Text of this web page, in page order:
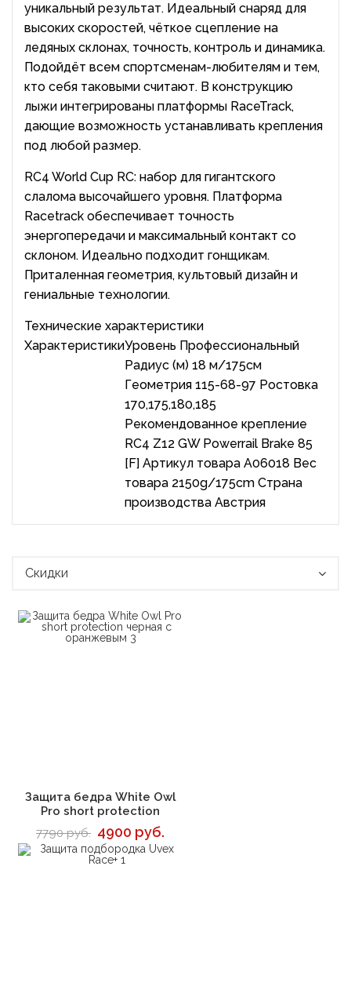
уникальный результат. Идеальный снаряд для
высоких скоростей, чёткое сцепление на
ледяных склонах, точность, контроль и динамика.
Подойдёт всем спортсменам-любителям и тем,
кто себя таковыми считают. В конструкцию
лыжи интегрированы платформы RaceTrack,
дающие возможность устанавливать крепления
под любой размер.
RC4 World Cup RC: набор для гигантского
слалома высочайшего уровня. Платформа
Racetrack обеспечивает точность
энергопередачи и максимальный контакт со
склоном. Идеально подходит гонщикам.
Приталенная геометрия, культовый дизайн и
гениальные технологии.
Технические характеристики
ХарактеристикиУровень Профессиональный
Радиус (м) 18 м/175см
Геометрия 115-68-97 Ростовка
170,175,180,185
Рекомендованное крепление
RC4 Z12 GW Powerrail Brake 85
[F] Артикул товара A06018 Вес
товара 2150g/175cm Страна
производства Австрия
Скидки
В корзину
Защита бедра White Owl
Pro short protection
7790 руб. 4900 руб.